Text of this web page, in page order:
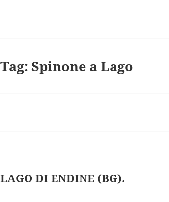
Tag:Spinone a Lago
LAGO DI ENDINE (BG).